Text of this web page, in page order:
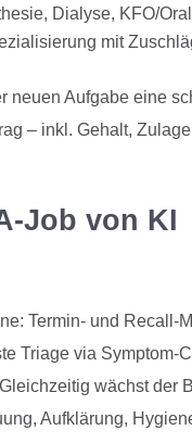
Dialyse, KFO/
mit
neuen Aufgabe eine
– inkl. Gehalt,
Job von KI
Termin- und Recall-
Triage via Symptom-
wächst der
Aufklärung,